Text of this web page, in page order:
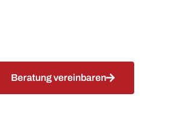
Beratung vereinbaren